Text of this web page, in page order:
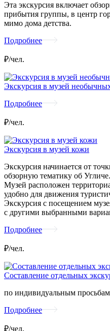
Эта экскурсия включает
прибытия группы, в центр
мимо дома детства.
Подробнее
₽/чел.
Экскурсия в музей
Подробнее
₽/чел.
Экскурсия в музей кожи
Экскурсия начинается от
обзорную тематику об Угличе.
Музей расположен
удобно для движения
Экскурсия с посещением
с другими выбранными
Подробнее
₽/чел.
Составление отдельных
по индивидуальным просьбам
Подробнее
₽/чел.